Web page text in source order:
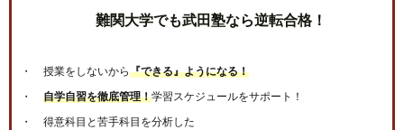
難関大学でも武田塾なら逆転合格！
授業をしないから『できる』ようになる！
自学自習を徹底管理！学習スケジュールをサポート！
得意科目と苦手科目を分析した